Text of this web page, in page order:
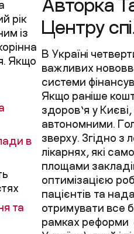
рік
із
Якщо
в
та
Центру
В Україні
важливих
системи
Якщо раніше
здоров’я у
автономними.
зверху. Згідно з
лікарнях, які
площами
оптимізацією
пацієнтів та
отримувати все
рамках реформи